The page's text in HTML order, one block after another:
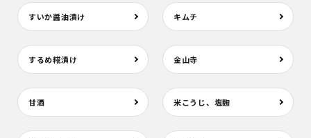
すいか醤油漬け キムチ
するめ糀漬け 金山寺
甘酒 米こうじ、塩麹